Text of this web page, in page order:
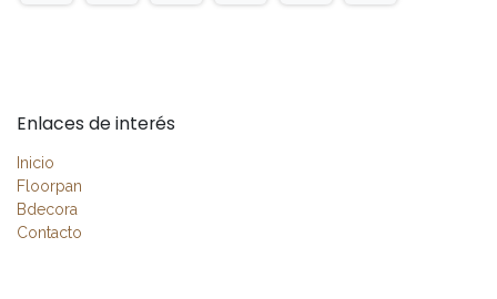
Enlaces de interés
Inicio
Floorpan
Bdecora
Contacto